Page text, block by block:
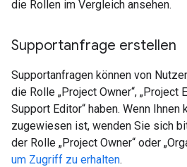
die Rollen im Vergleich ansehen.
Supportanfrage erstellen
Supportanfragen können von
die Rolle „Project Owner“, „Project
Support Editor“ haben. Wenn
zugewiesen ist, wenden Sie sich
der Rolle „Project Owner“ oder
um Zugriff zu erhalten.